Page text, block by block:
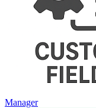
Manager